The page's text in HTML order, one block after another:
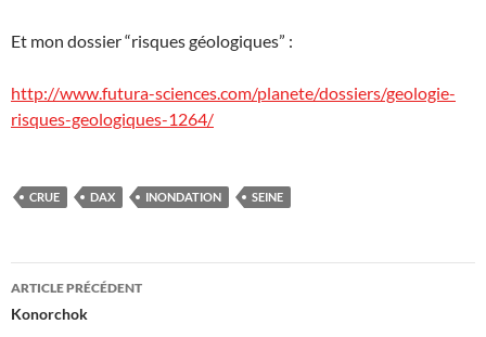
Et mon dossier “risques géologiques” :
http://www.futura-sciences.com/planete/dossiers/geologie-
risques-geologiques-1264/
CRUE DAX INONDATION SEINE
Navigation
des
ARTICLE PRÉCÉDENT
Konorchok